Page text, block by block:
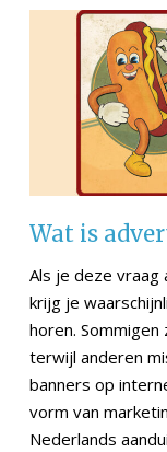
Wat is
Als je deze vraag
krijg je
horen.
terwijl anderen
banners op
vorm van
Nederlands